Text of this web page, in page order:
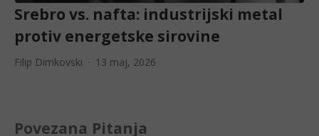
Srebro vs. nafta: industrijski metal
protiv energetske sirovine
Filip Dimkovski 13 maj, 2026
Povezana Pitanja